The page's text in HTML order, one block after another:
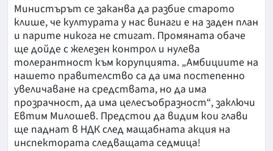
Министърът се заканва да разбие старото
клише, че културата у нас винаги е на заден план
и парите никога не стигат. Промяната обаче
ще дойде с железен контрол и нулева
толерантност към корупцията. „Амбициите на
нашето правителство са да има постепенно
увеличаване на средствата, но да има
прозрачност, да има целесъобразност“, заключи
Евтим Милошев. Предстои да видим кои глави
ще паднат в НДК след мащабната акция на
инспектората следващата седмица!